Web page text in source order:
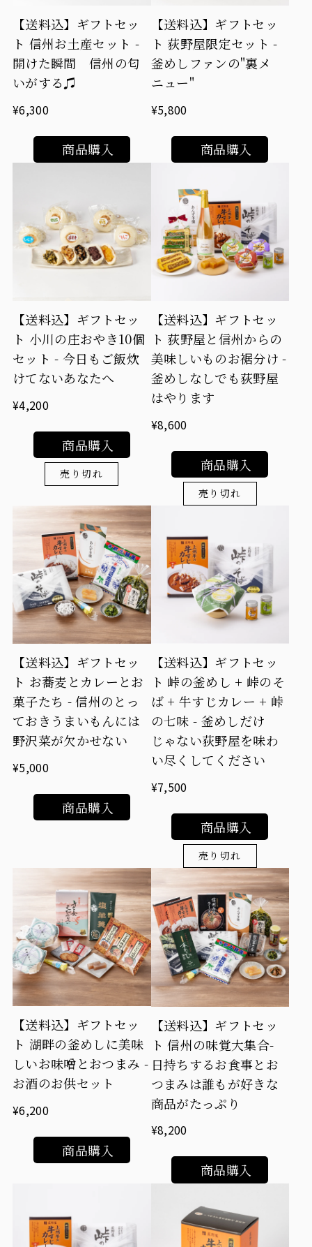
【送料込】ギフトセッ
ト 信州お土産セット -
開けた瞬間 信州の匂
いがする♫
¥6,300
商品購入
【送料込】ギフトセッ
ト 荻野屋限定セット -
釜めしファンの"裏メ
ニュー"
¥5,800
商品購入
【送料込】ギフトセッ
ト 小川の庄おやき10個
セット - 今日もご飯炊
けてないあなたへ
¥4,200
商品購入
売り切れ
【送料込】ギフトセッ
ト 荻野屋と信州からの
美味しいものお裾分け -
釜めしなしでも荻野屋
はやります
¥8,600
商品購入
売り切れ
【送料込】ギフトセッ
ト お蕎麦とカレーとお
菓子たち - 信州のとっ
ておきうまいもんには
野沢菜が欠かせない
¥5,000
商品購入
【送料込】ギフトセッ
ト 峠の釜めし + 峠のそ
ば + 牛すじカレー + 峠
の七味 - 釜めしだけ
じゃない荻野屋を味わ
い尽くしてください
¥7,500
商品購入
売り切れ
【送料込】ギフトセッ
ト 湖畔の釜めしに美味
しいお味噌とおつまみ -
お酒のお供セット
¥6,200
商品購入
【送料込】ギフトセッ
ト 信州の味覚大集合-
日持ちするお食事とお
つまみは誰もが好きな
商品がたっぷり
¥8,200
商品購入